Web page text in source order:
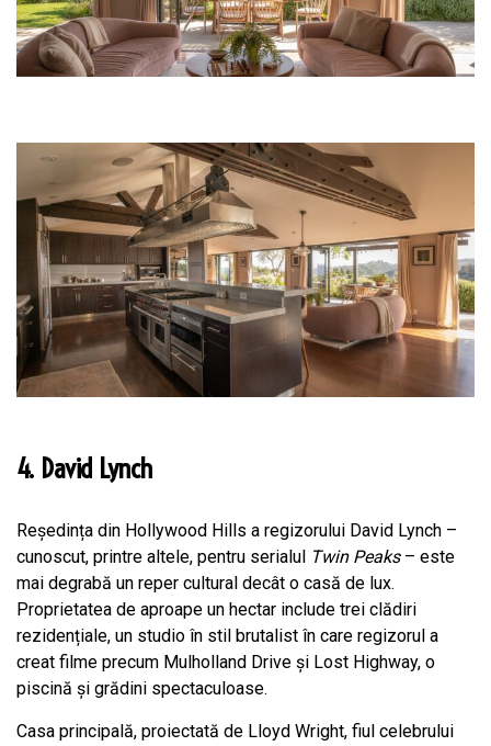
4. David Lynch
Reședința din Hollywood Hills a regizorului David Lynch –
cunoscut, printre altele, pentru serialul Twin Peaks– este
mai degrabă un reper cultural decât o casă de lux.
Proprietatea de aproape un hectar include trei clădiri
rezidențiale, un studio în stil brutalist în care regizorul a
creat filme precum Mulholland Drive și Lost Highway, o
piscină și grădini spectaculoase.
Casa principală, proiectată de Lloyd Wright, fiul celebrului